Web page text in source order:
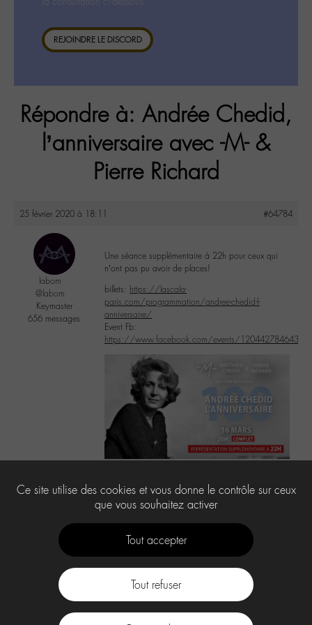
REJOINDRE LE DISCORD
Répondre à: Andrée Chedid,
l’anniversaire avec -M- &
Pierre Richard
25 février 2020 à 18:11 #64784
labom
@labom
Keymaster
656 messages
Une séance supplémentaire à 22h pour ceux qui
n’ont pas pu avoir de places!
billets: https://lascala-
paris.com/programmation/andree-chedid-l-
anniversaire/
Event Fb:
https://www.facebook.com/events/
Labo -M-
Contact À propos Press Kit -M- CGU
Ce site utilise des cookies et vous donne le contrôle sur ceux
que vous souhaitez activer
Tout accepter
Tout refuser